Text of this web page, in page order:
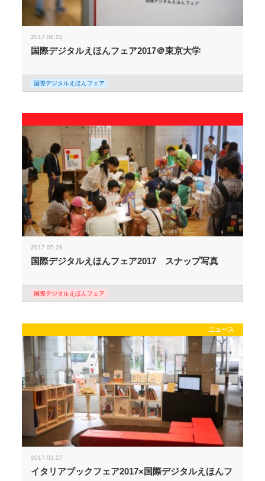
2017.06.01
国際デジタルえほんフェア2017＠東京大学
国際デジタルえほんフェア
2017.05.28
国際デジタルえほんフェア2017 スナップ写真
国際デジタルえほんフェア
ニュース
2017.03.27
イタリアブックフェア2017×国際デジタルえほんフ